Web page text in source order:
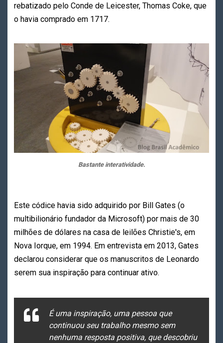
rebatizado pelo Conde de Leicester, Thomas Coke, que
o havia comprado em 1717.
Bastante interatividade.
Este códice havia sido adquirido por Bill Gates (o
multibilionário fundador da Microsoft) por mais de 30
milhões de dólares na casa de leilões Christie's, em
Nova Iorque, em 1994. Em entrevista em 2013, Gates
declarou considerar que os manuscritos de Leonardo
serem sua inspiração para continuar ativo.
É uma inspiração, uma pessoa que
continuou seu trabalho mesmo sem
nenhuma resposta positiva, que descobriu